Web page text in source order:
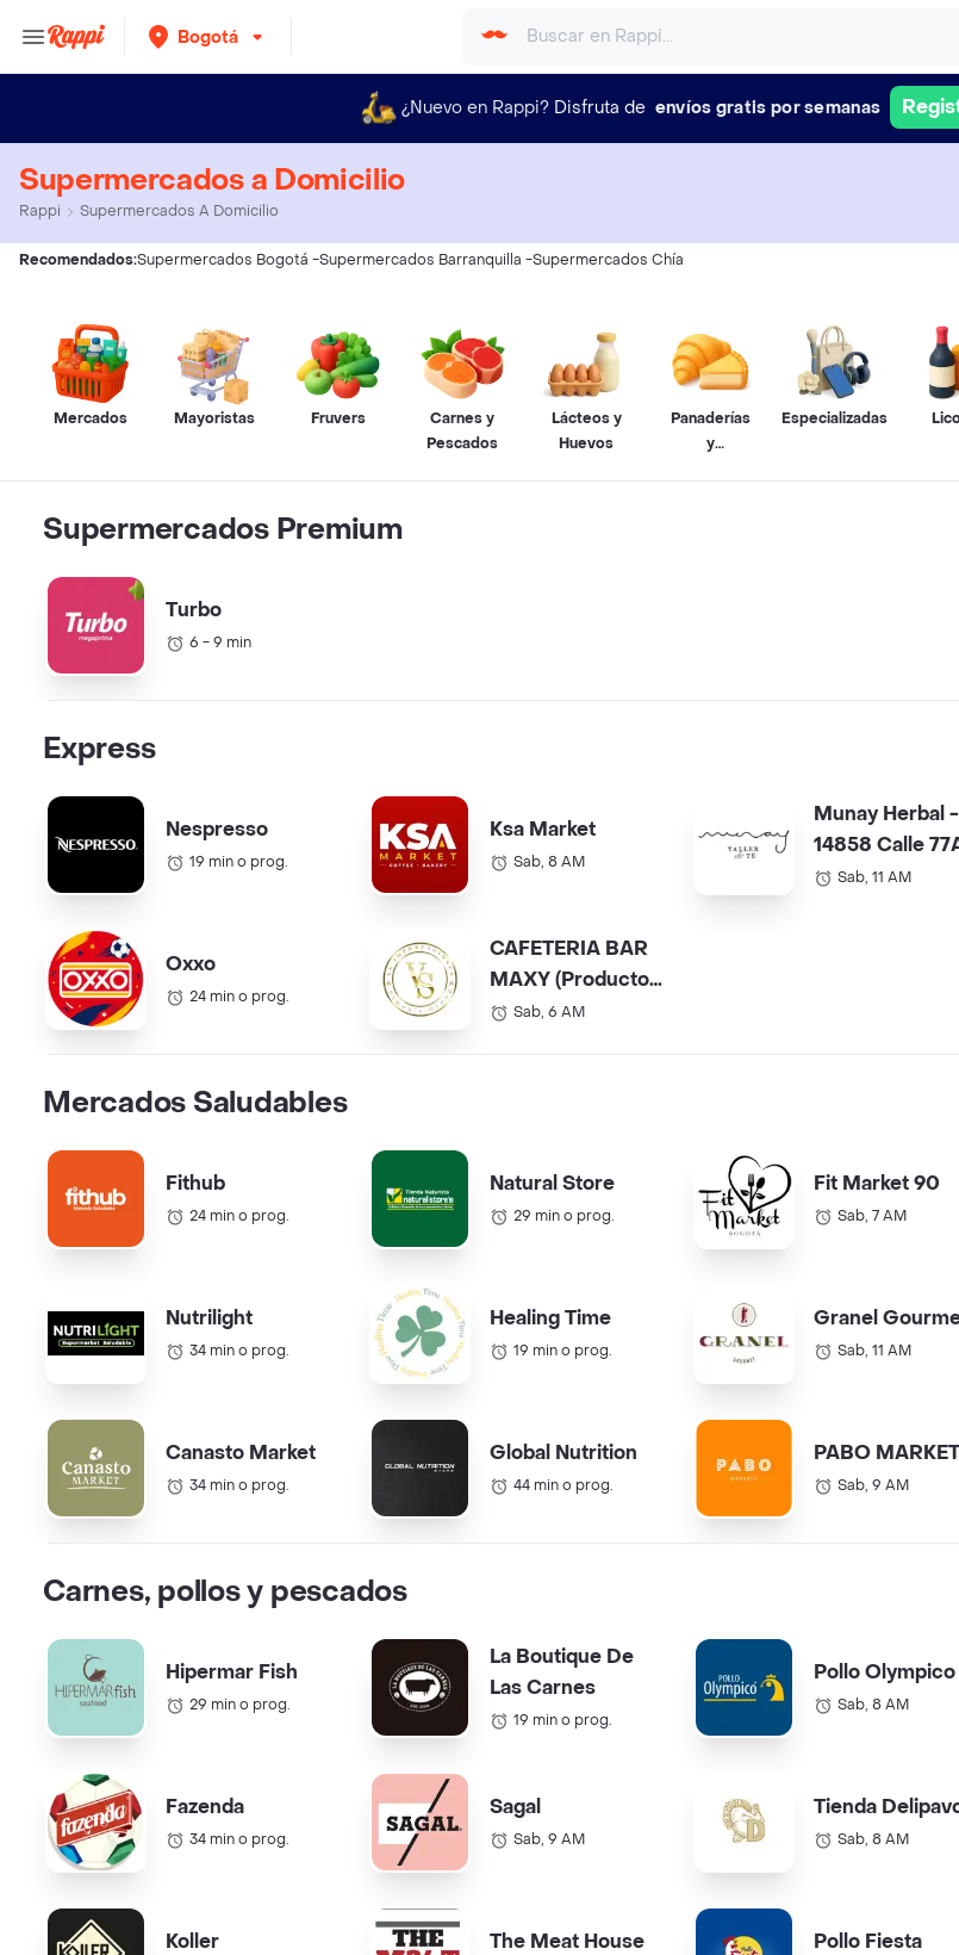
Bogotá
¿Nuevo en Rappi? Disfruta de envíos gratis por semanas
Supermercados a Domicilio
Rappi Supermercados A Domicilio
Recomendados:Supermercados Bogotá -Supermercados Barranquilla -Supermercados Chía
Mercados Mayoristas Fruvers
Carnes y
Pescados
Lácteos y
Huevos
Panaderías
y
Especializadas
Supermercados Premium
Turbo
6 - 9 min
Express
Nespresso
19 min o prog.
Oxxo
24 min o prog.
Ksa Market
Sab, 8 AM
CAFETERIA BAR
MAXY (Productos
COL.).
Sab, 6 AM
Munay Herbal -
14858 Calle
Sab, 11 AM
Mercados Saludables
Fithub
24 min o prog.
Nutrilight
34 min o prog.
Canasto Market
34 min o prog.
Natural Store
29 min o prog.
Healing Time
19 min o prog.
Global Nutrition
44 min o prog.
Fit Market 90
Sab, 7 AM
Granel
Sab, 11 AM
PABO MARKET
Sab, 9 AM
Carnes, pollos y pescados
Hipermar Fish
29 min o prog.
Fazenda
34 min o prog.
Koller
La Boutique De
Las Carnes
19 min o prog.
Sagal
Sab, 9 AM
The Meat House
Pollo Olympico
Sab, 8 AM
Tienda
Sab, 8 AM
Pollo Fiesta